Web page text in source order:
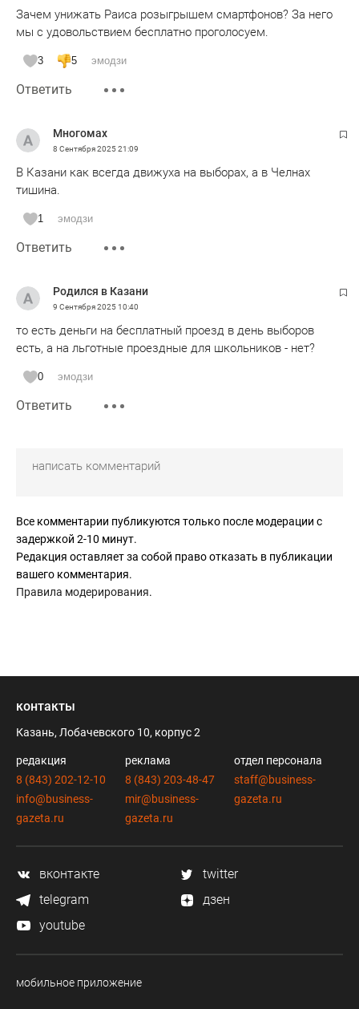
Зачем унижать Раиса розыгрышем смартфонов? За него
мы с удовольствием бесплатно проголосуем.
3 5 эмодзи
Ответить
Многомах
8 Сентября 202521:09
В Казани как всегда движуха на выборах, а в Челнах
тишина.
1 эмодзи
Ответить
Родился в Казани
9 Сентября 202510:40
то есть деньги на бесплатный проезд в день выборов
есть, а на льготные проездные для школьников - нет?
0 эмодзи
Ответить
Все комментарии публикуются только после модерации с
задержкой 2-10 минут.
Редакция оставляет за собой право отказать в публикации
вашего комментария.
Правила модерирования.
контакты
Казань, Лобачевского 10, корпус 2
редакция
8 (843) 202-12-10
info@business-
gazeta.ru
реклама
8 (843) 203-48-47
mir@business-
gazeta.ru
отдел персонала
staff@business-
gazeta.ru
вконтакте
twitter
telegram
дзен
youtube
мобильное приложение